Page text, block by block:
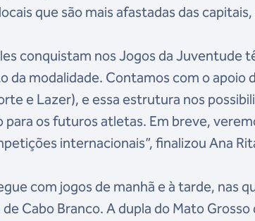
que são mais afastadas das
conquistam nos Jogos da Juventude
da modalidade. Contamos com o apoio
e Lazer), e essa estrutura nos
para os futuros atletas. Em breve,
internacionais”, finalizou Ana
com jogos de manhã e à tarde, nas
Cabo Branco. A dupla do Mato